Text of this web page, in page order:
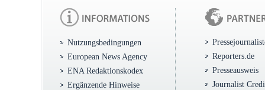
Nutzungsbedingungen
European News Agency
ENA Redaktionskodex
Ergänzende Hinweise
Reporters.de
Presseausweis
Journalist